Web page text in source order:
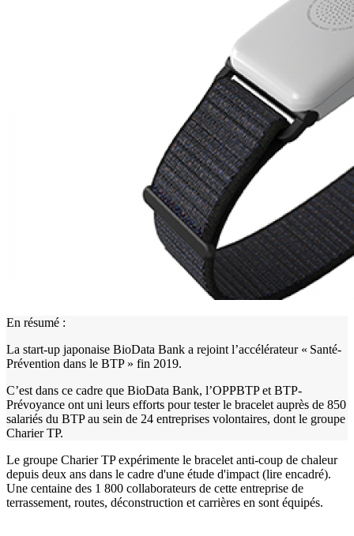
En résumé :
La start-up japonaise BioData Bank a rejoint l’accélérateur « Santé-
Prévention dans le BTP » fin 2019.
C’est dans ce cadre que BioData Bank, l’OPPBTP et BTP-
Prévoyance ont uni leurs efforts pour tester le bracelet auprès de 850
salariés du BTP au sein de 24 entreprises volontaires, dont le groupe
Charier TP.
Le groupe Charier TP expérimente le bracelet anti-coup de chaleur
depuis deux ans dans le cadre d'une étude d'impact (lire encadré).
Une centaine des 1 800 collaborateurs de cette entreprise de
terrassement, routes, déconstruction et carrières en sont équipés.